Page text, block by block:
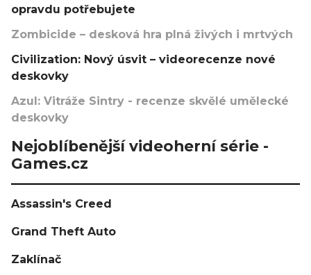
opravdu potřebujete
Zombicide – desková hra plná živých i mrtvých
Civilization: Nový úsvit – videorecenze nové
deskovky
Azul: Vitráže Sintry - recenze skvělé umělecké
deskovky
Nejoblíbenější videoherní série -
Games.cz
Assassin's Creed
Grand Theft Auto
Zaklínač